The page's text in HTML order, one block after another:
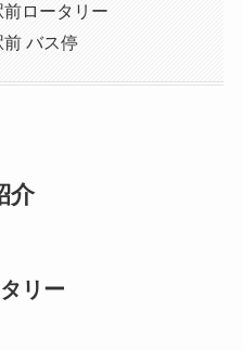
ロータリー
バス停
介
リー